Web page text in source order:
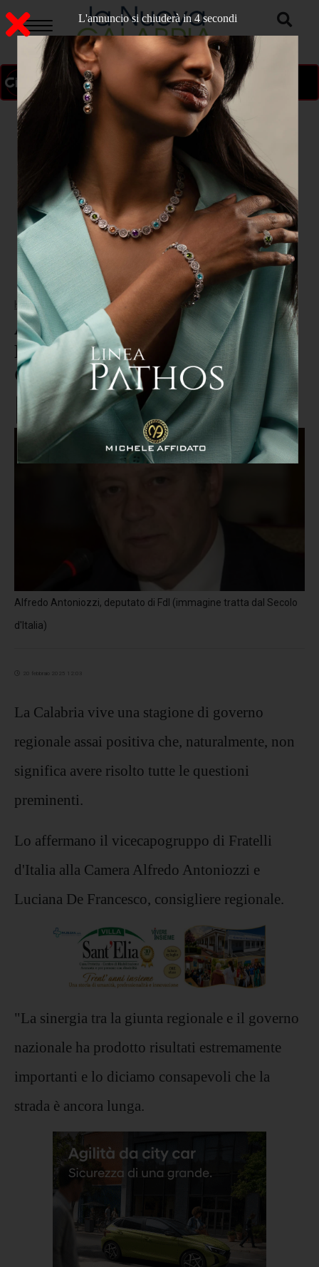
ON AIR
Home > POLITICA
Antoniozzi e De Francesco: "Da
Fdi grande sostegno alla
Calabria"
Alfredo Antoniozzi, deputato di FdI (immagine tratta dal Secolo
d'Italia)
20 febbraio 2025 12:03
La Calabria vive una stagione di governo
regionale assai positiva che, naturalmente, non
significa avere risolto tutte le questioni
preminenti.
Lo affermano il vicecapogruppo di Fratelli
d'Italia alla Camera Alfredo Antoniozzi e
Luciana De Francesco, consigliere regionale.
"La sinergia tra la giunta regionale e il governo
nazionale ha prodotto risultati estremamente
importanti e lo diciamo consapevoli che la
strada è ancora lunga.
L'annuncio si chiuderà in 3 secondi